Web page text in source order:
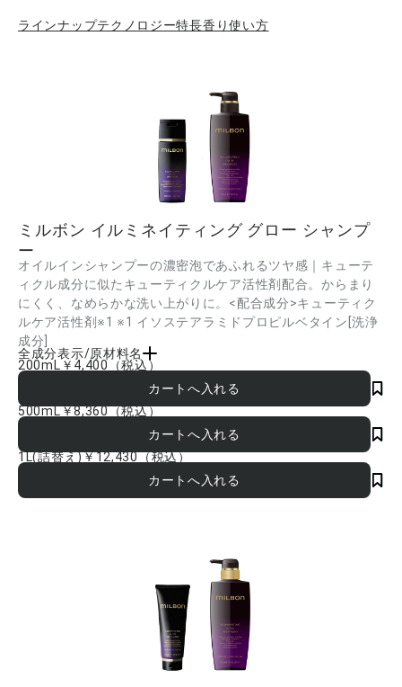
ラインナップテクノロジー特長香り使い方
ミルボン イルミネイティング グロー シャンプ
ー
オイルインシャンプーの濃密泡であふれるツヤ感｜キューテ
ィクル成分に似たキューティクルケア活性剤配合。からまり
にくく、なめらかな洗い上がりに。<配合成分>キューティク
ルケア活性剤※1 ※1 イソステアラミドプロピルベタイン[洗浄
成分]
全成分表示/原材料名
水、ラウレス硫酸Na、DPG、オレフィン(C14-16)スルホン酸Na、イソステアラミド
プロピルベタイン、ラウレス-6酢酸Na、コカミドプロピルベタイン、コカミドメチル
MEA、トレハロース、イソノナン酸イソトリデシル、イソステアロイル加水分解コラ
ーゲン、イソステアロイル加水分解シルク、ミリスチン酸オクチルドデシル、加水分
解シルク、スクレロカリアビレア種子油、イソステアリン酸、PCAイソステアリン酸
PEG-40水添ヒマシ油、ラウロイルアスパラギン酸Na、グリチルリチン酸2K、ラウリ
ルヒドロキシスルタイン、ココイルイセチオン酸Na、ポリクオタニウム-10、ラウレ
ス-11酢酸Na、塩化Na、クエン酸、BG、グリセリン、水酸化K、メチルクロロイソチ
アゾリノン、メチルイソチアゾリノン、香料 ■成分内容は商品の改良等により更新さ
れる場合があります。実際の成分は商品の表示をご覧ください。
200mL ￥4,400 （税込）
500mL￥8,360（税込）
1L(詰替え)￥12,430（税込）